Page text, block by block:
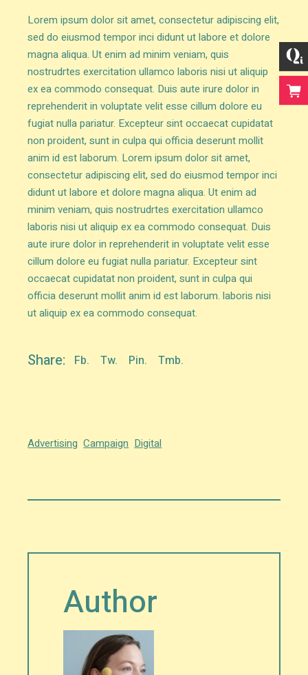
Lorem ipsum dolor sit amet, consectetur adipiscing elit,
sed do eiusmod tempor inci didunt ut labore et dolore
magna aliqua. Ut enim ad minim veniam, quis
nostrudrtes exercitation ullamco laboris nisi ut aliquip
ex ea commodo consequat. Duis aute irure dolor in
reprehenderit in voluptate velit esse cillum dolore eu
fugiat nulla pariatur. Excepteur sint occaecat cupidatat
non proident, sunt in culpa qui officia deserunt mollit
anim id est laborum. Lorem ipsum dolor sit amet,
consectetur adipiscing elit, sed do eiusmod tempor inci
didunt ut labore et dolore magna aliqua. Ut enim ad
minim veniam, quis nostrudrtes exercitation ullamco
laboris nisi ut aliquip ex ea commodo consequat. Duis
aute irure dolor in reprehenderit in voluptate velit esse
cillum dolore eu fugiat nulla pariatur. Excepteur sint
occaecat cupidatat non proident, sunt in culpa qui
officia deserunt mollit anim id est laborum. laboris nisi
ut aliquip ex ea commodo consequat.
Share: Fb. Tw. Pin. Tmb.
Advertising Campaign Digital
Author